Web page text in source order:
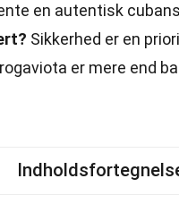
en autentisk
Sikkerhed er en
er mere end